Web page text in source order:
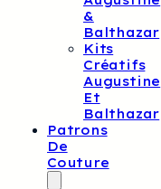
&
Balthazar
Kits
Créatifs
Augustine
Et
Balthazar
Patrons
De
Couture